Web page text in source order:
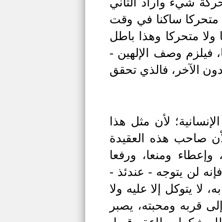
متحركا ساكنا في وقت
ولا متحركا وهذا باطل
فيلزم وصف الإلهين -
الآخر، فالذي تحقق
لأن مثل هذا
لأن صاحب هذه العقيدة
وإعطاء ومنعا، ورفعا
لن يتوجه - عندئذ -
لا يتوكل إلا عليه ولا
قربه ومحبته، يصبر